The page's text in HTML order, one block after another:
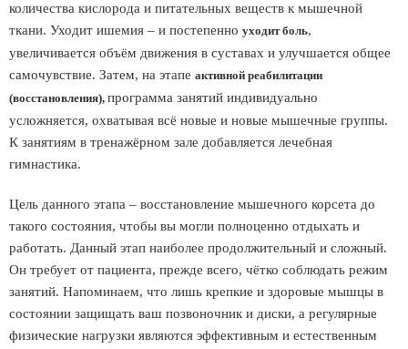
количества кислорода и питательных веществ к мышечной
ткани. Уходит ишемия – и постепенно уходит боль,
увеличивается объём движения в суставах и улучшается общее
самочувствие. Затем, на этапе активной реабилитации
(восстановления), программа занятий индивидуально
усложняется, охватывая всё новые и новые мышечные группы.
К занятиям в тренажёрном зале добавляется лечебная
гимнастика.
Цель данного этапа – восстановление мышечного корсета до
такого состояния, чтобы вы могли полноценно отдыхать и
работать. Данный этап наиболее продолжительный и сложный.
Он требует от пациента, прежде всего, чётко соблюдать режим
занятий. Напоминаем, что лишь крепкие и здоровые мышцы в
состоянии защищать ваш позвоночник и диски, а регулярные
физические нагрузки являются эффективным и естественным